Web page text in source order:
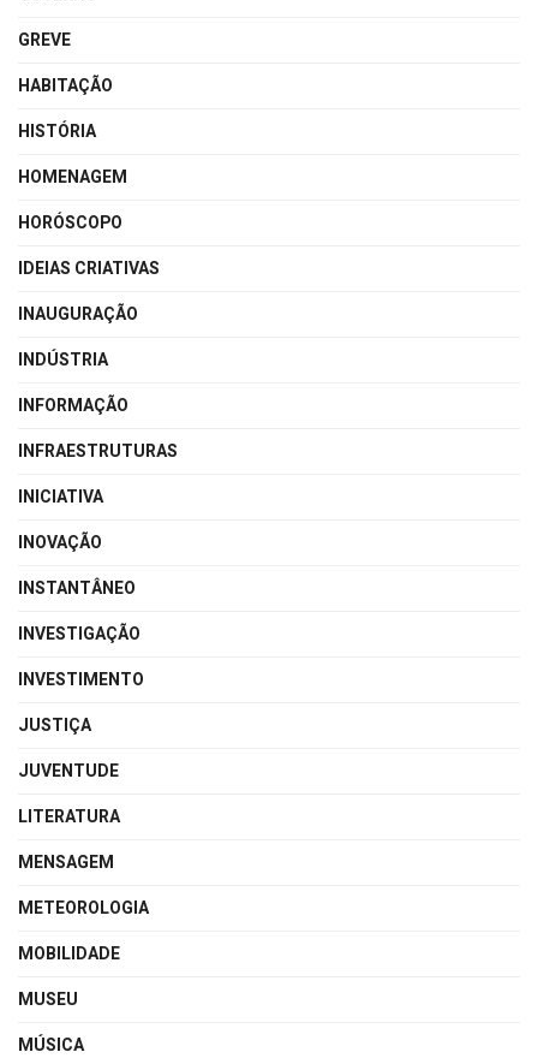
GREVE
HABITAÇÃO
HISTÓRIA
HOMENAGEM
HORÓSCOPO
IDEIAS CRIATIVAS
INAUGURAÇÃO
INDÚSTRIA
INFORMAÇÃO
INFRAESTRUTURAS
INICIATIVA
INOVAÇÃO
INSTANTÂNEO
INVESTIGAÇÃO
INVESTIMENTO
JUSTIÇA
JUVENTUDE
LITERATURA
MENSAGEM
METEOROLOGIA
MOBILIDADE
MUSEU
MÚSICA